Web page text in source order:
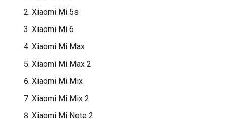
Xiaomi Mi 5s
Xiaomi Mi 6
Xiaomi Mi Max
Xiaomi Mi Max 2
Xiaomi Mi Mix
Xiaomi Mi Mix 2
Xiaomi Mi Note 2